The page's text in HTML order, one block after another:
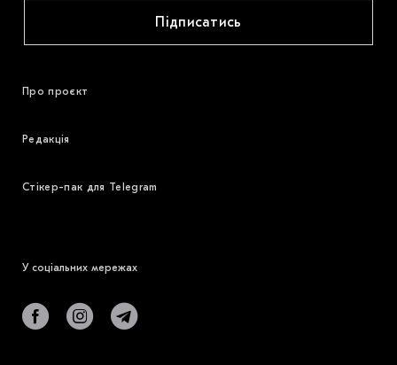
Підписатись
Про проєкт
Редакція
Стікер-пак для Telegram
У соціальних мережах